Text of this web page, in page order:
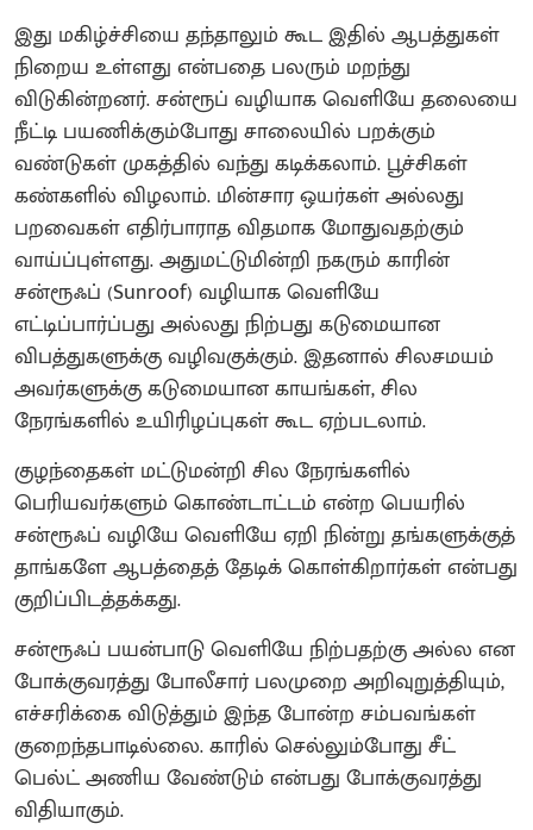
இது மகிழ்ச்சியை தந்தாலும் கூட இதில் ஆபத்துகள்
நிறைய உள்ளது என்பதை பலரும் மறந்து
விடுகின்றனர். சன்ரூப் வழியாக வெளியே தலையை
நீட்டி பயணிக்கும்போது சாலையில் பறக்கும்
வண்டுகள் முகத்தில் வந்து கடிக்கலாம். பூச்சிகள்
கண்களில் விழலாம். மின்சார ஒயர்கள் அல்லது
பறவைகள் எதிர்பாராத விதமாக மோதுவதற்கும்
வாய்ப்புள்ளது. அதுமட்டுமின்றி நகரும் காரின்
சன்ரூஃப் (Sunroof) வழியாக வெளியே
எட்டிப்பார்ப்பது அல்லது நிற்பது கடுமையான
விபத்துகளுக்கு வழிவகுக்கும். இதனால் சிலசமயம்
அவர்களுக்கு கடுமையான காயங்கள், சில
நேரங்களில் உயிரிழப்புகள் கூட ஏற்படலாம்.
குழந்தைகள் மட்டுமன்றி சில நேரங்களில்
பெரியவர்களும் கொண்டாட்டம் என்ற பெயரில்
சன்ரூஃப் வழியே வெளியே ஏறி நின்று தங்களுக்குத்
தாங்களே ஆபத்தைத் தேடிக் கொள்கிறார்கள் என்பது
குறிப்பிடத்தக்கது.
சன்ரூஃப் பயன்பாடு வெளியே நிற்பதற்கு அல்ல என
போக்குவரத்து போலீசார் பலமுறை அறிவுறுத்தியும்,
எச்சரிக்கை விடுத்தும் இந்த போன்ற சம்பவங்கள்
குறைந்தபாடில்லை. காரில் செல்லும்போது சீட்
பெல்ட் அணிய வேண்டும் என்பது போக்குவரத்து
விதியாகும்.